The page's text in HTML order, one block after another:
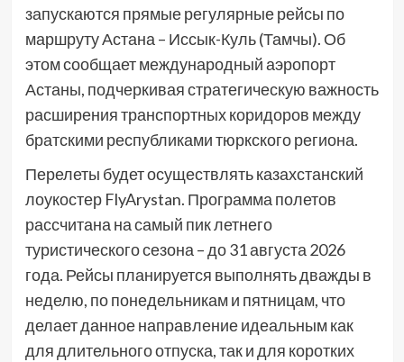
запускаются прямые регулярные рейсы по
маршруту Астана – Иссык-Куль (Тамчы). Об
этом сообщает международный аэропорт
Астаны, подчеркивая стратегическую важность
расширения транспортных коридоров между
братскими республиками тюркского региона.
Перелеты будет осуществлять казахстанский
лоукостер FlyArystan. Программа полетов
рассчитана на самый пик летнего
туристического сезона – до 31 августа 2026
года. Рейсы планируется выполнять дважды в
неделю, по понедельникам и пятницам, что
делает данное направление идеальным как
для длительного отпуска, так и для коротких